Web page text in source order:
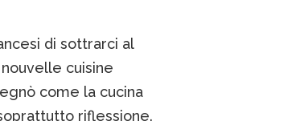
di sottrarci al
cuisine
come la cucina
riflessione.